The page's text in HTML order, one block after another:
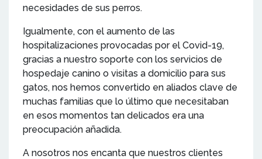
necesidades de sus perros.
Igualmente, con el aumento de las
hospitalizaciones provocadas por el Covid-19,
gracias a nuestro soporte con los servicios de
hospedaje canino o visitas a domicilio para sus
gatos, nos hemos convertido en aliados clave de
muchas familias que lo último que necesitaban
en esos momentos tan delicados era una
preocupación añadida.
A nosotros nos encanta que nuestros clientes